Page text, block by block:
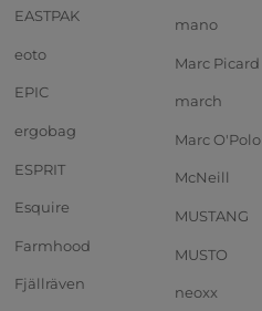
EASTPAK
eoto
EPIC
ergobag
ESPRIT
Esquire
Farmhood
Fjällräven
mano
Marc Picard
march
Marc O'Polo
McNeill
MUSTANG
MUSTO
neoxx